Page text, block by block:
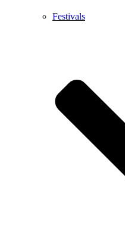
Festivals